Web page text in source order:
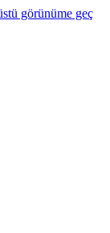
görünüme geç